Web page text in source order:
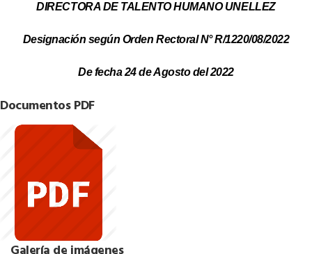
DIRECTORA DE TALENTO HUMANO UNELLEZ
Designación según Orden Rectoral N° R/1220/08/2022
De fecha 24 de Agosto del 2022
Documentos PDF
Galería de imágenes